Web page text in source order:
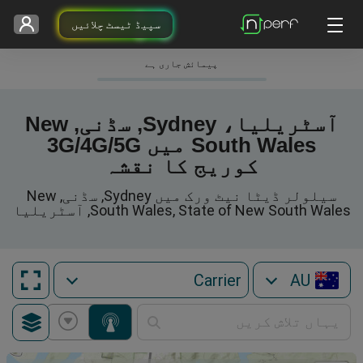
سپیڈ ٹیسٹ چلائیں
پیمائش جاری ہے
آسٹریلیا، Sydney, سڈنی, New
South Wales میں 3G/4G/5G
کوریج کا نقشہ
سیلولر ڈیٹا نیٹ ورک میں Sydney, سڈنی, New
South Wales, State of New South Wales, آسٹریلیا
AU